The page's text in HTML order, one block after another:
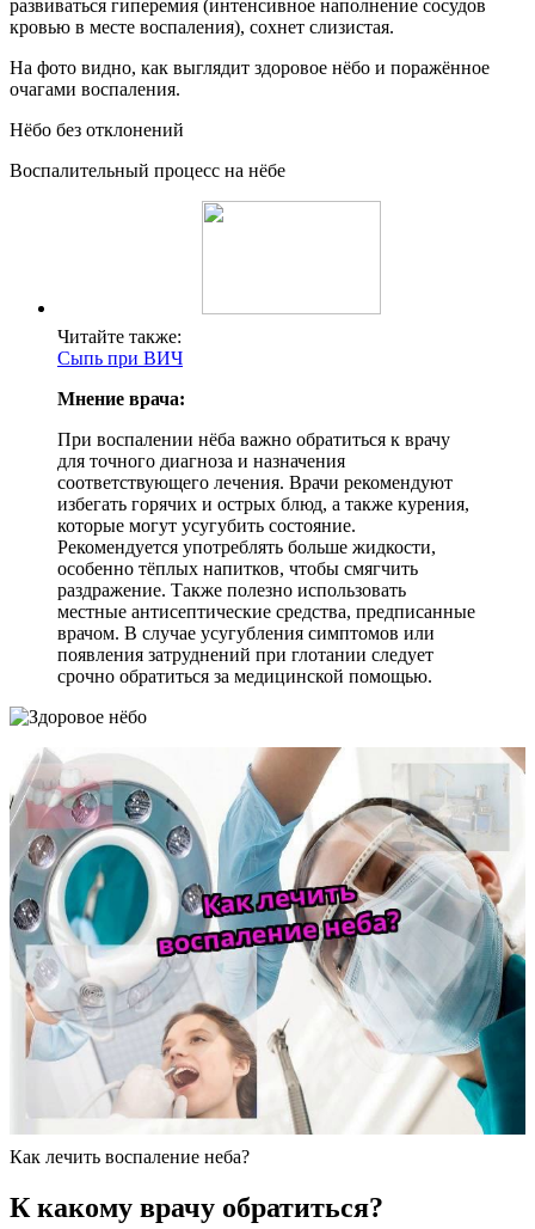
развиваться гиперемия (интенсивное наполнение сосудов
кровью в месте воспаления), сохнет слизистая.
На фото видно, как выглядит здоровое нёбо и поражённое
очагами воспаления.
Нёбо без отклонений
Воспалительный процесс на нёбе
Читайте также:
Сыпь при ВИЧ
Мнение врача:
При воспалении нёба важно обратиться к врачу
для точного диагноза и назначения
соответствующего лечения. Врачи рекомендуют
избегать горячих и острых блюд, а также курения,
которые могут усугубить состояние.
Рекомендуется употреблять больше жидкости,
особенно тёплых напитков, чтобы смягчить
раздражение. Также полезно использовать
местные антисептические средства, предписанные
врачом. В случае усугубления симптомов или
появления затруднений при глотании следует
срочно обратиться за медицинской помощью.
Как лечить воспаление неба?
К какому врачу обратиться?